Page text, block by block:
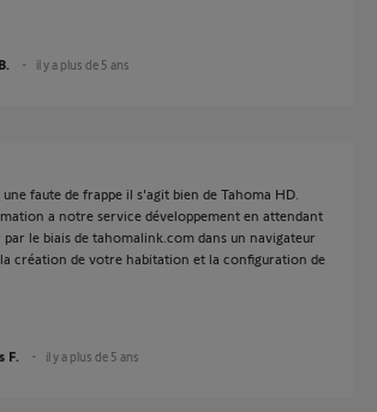
il y a plus de 5 ans
faute de frappe il s'agit bien de Tahoma HD.
a notre service développement en attendant
par le biais de tahomalink.com dans un navigateur
création de votre habitation et la configuration de
F. il y a plus de 5 ans